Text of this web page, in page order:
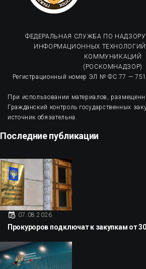
ФЕДЕРАЛЬНАЯ СЛУЖБА ПО НАДЗОРУ
ИНФОРМАЦИОННЫХ
КОММУНИКАЦИЙ
(РОСКОМНАДЗОР)
Регистрационный номер ЭЛ № ФС 77 —
При использовании материалов,
Гражданский контроль государственных
источник обязательна.
Последние публикации
07.08.2026
Прокуроров подключат к закупкам от